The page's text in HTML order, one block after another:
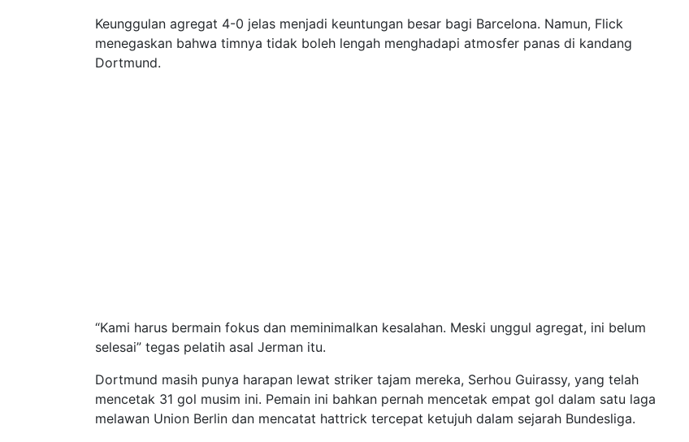
Keunggulan agregat 4-0 jelas menjadi keuntungan besar bagi Barcelona. Namun, Flick
menegaskan bahwa timnya tidak boleh lengah menghadapi atmosfer panas di kandang
Dortmund.
“Kami harus bermain fokus dan meminimalkan kesalahan. Meski unggul agregat, ini belum
selesai” tegas pelatih asal Jerman itu.
Dortmund masih punya harapan lewat striker tajam mereka, Serhou Guirassy, yang telah
mencetak 31 gol musim ini. Pemain ini bahkan pernah mencetak empat gol dalam satu laga
melawan Union Berlin dan mencatat hattrick tercepat ketujuh dalam sejarah Bundesliga.